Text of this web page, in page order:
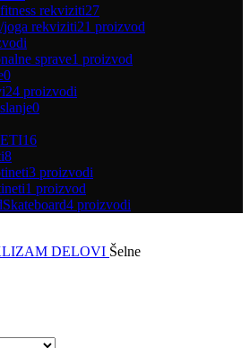
rekviziti27
joga rekviziti21 proizvod
sprave1 proizvod
0
24 proizvodi
0
16
8
3 proizvodi
1 proizvod
Skateboard4 proizvodi
DELOVI Šelne